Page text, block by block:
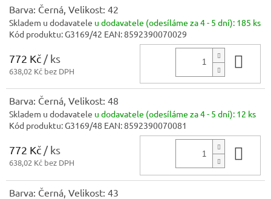
Barva: Černá, Velikost: 42
Skladem u dodavatele u dodavatele (odesíláme za 4 - 5 dní): 185 ks
Kód produktu:G3169/42 EAN:8592390070029
772 Kč / ks
638,02 Kč bez DPH
Barva: Černá, Velikost: 48
Skladem u dodavatele u dodavatele (odesíláme za 4 - 5 dní): 12 ks
Kód produktu:G3169/48 EAN:8592390070081
772 Kč / ks
638,02 Kč bez DPH
Barva: Černá, Velikost: 43